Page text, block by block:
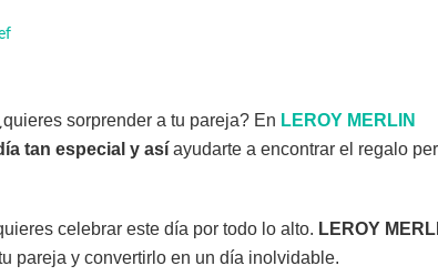
sorprender a tu pareja? En LEROY MERLIN
tan especial y así ayudarte a encontrar el regalo
celebrar este día por todo lo alto. LEROY
pareja y convertirlo en un día inolvidable.